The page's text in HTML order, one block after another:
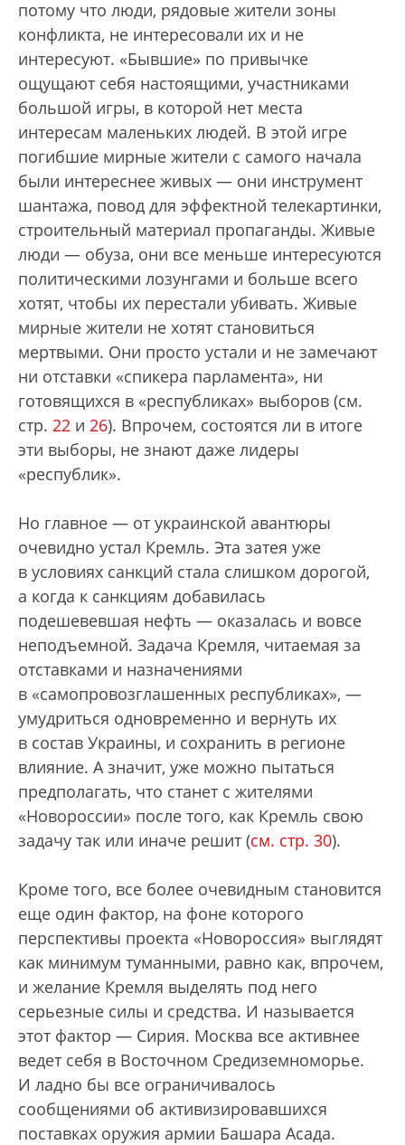
потому что люди, рядовые жители зоны
конфликта, не интересовали их и не
интересуют. «Бывшие» по привычке
ощущают себя настоящими, участниками
большой игры, в которой нет места
интересам маленьких людей. В этой игре
погибшие мирные жители с самого начала
были интереснее живых — они инструмент
шантажа, повод для эффектной телекартинки,
строительный материал пропаганды. Живые
люди — обуза, они все меньше интересуются
политическими лозунгами и больше всего
хотят, чтобы их перестали убивать. Живые
мирные жители не хотят становиться
мертвыми. Они просто устали и не замечают
ни отставки «спикера парламента», ни
готовящихся в «республиках» выборов (см.
стр. 22 и 26). Впрочем, состоятся ли в итоге
эти выборы, не знают даже лидеры
«республик».
Но главное — от украинской авантюры
очевидно устал Кремль. Эта затея уже
в условиях санкций стала слишком дорогой,
а когда к санкциям добавилась
подешевевшая нефть — оказалась и вовсе
неподъемной. Задача Кремля, читаемая за
отставками и назначениями
в «самопровозглашенных республиках», —
умудриться одновременно и вернуть их
в состав Украины, и сохранить в регионе
влияние. А значит, уже можно пытаться
предполагать, что станет с жителями
«Новороссии» после того, как Кремль свою
задачу так или иначе решит (см. стр. 30).
Кроме того, все более очевидным становится
еще один фактор, на фоне которого
перспективы проекта «Новороссия» выглядят
как минимум туманными, равно как, впрочем,
и желание Кремля выделять под него
серьезные силы и средства. И называется
этот фактор — Сирия. Москва все активнее
ведет себя в Восточном Средиземноморье.
И ладно бы все ограничивалось
сообщениями об активизировавшихся
поставках оружия армии Башара Асада.